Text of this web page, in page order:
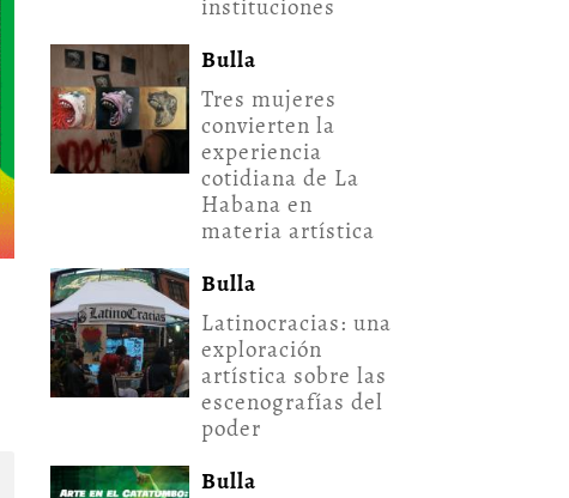
instituciones
Bulla
Tres mujeres
convierten la
experiencia
cotidiana de La
Habana en
materia artística
Bulla
Latinocracias: una
exploración
artística sobre las
escenografías del
poder
Bulla